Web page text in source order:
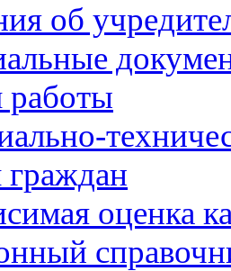
об
оценка